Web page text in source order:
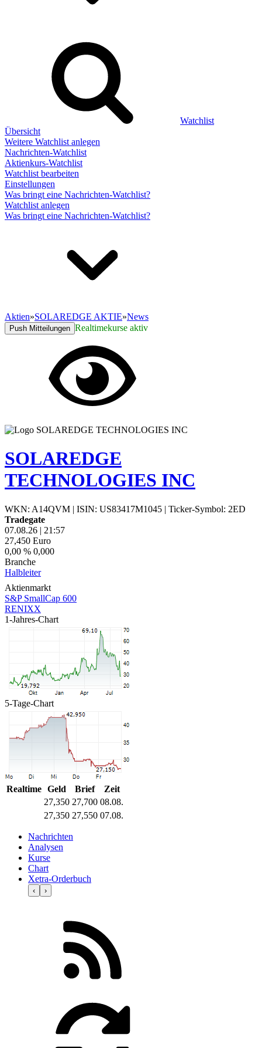
Watchlist
Übersicht
Weitere Watchlist anlegen
Nachrichten-Watchlist
Aktienkurs-Watchlist
Watchlist bearbeiten
Einstellungen
Was bringt eine Nachrichten-Watchlist?
Watchlist anlegen
Was bringt eine Nachrichten-Watchlist?
Aktien»SOLAREDGE AKTIE»News
Push Mitteilungen Realtimekurse aktiv
SOLAREDGE
TECHNOLOGIES INC
WKN: A14QVM | ISIN: US83417M1045 | Ticker-Symbol: 2ED
Tradegate
07.08.26 | 21:57
27,450 Euro
0,00 % 0,000
Branche
Halbleiter
Aktienmarkt
S&P SmallCap 600
RENIXX
1-Jahres-Chart
5-Tage-Chart
Realtime Geld Brief
Zeit
27,350 27,700 08.08.
27,350 27,550 07.08.
Nachrichten
Analysen
Kurse
Chart
Xetra-Orderbuch
‹ ›